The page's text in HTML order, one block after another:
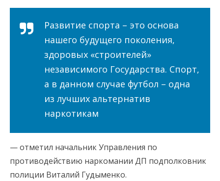
Развитие спорта – это основа
нашего будущего поколения,
здоровых «строителей»
независимого Государства. Спорт,
а в данном случае футбол – одна
из лучших альтернатив
наркотикам
— отметил начальник Управления по
противодействию наркомании ДП подполковник
полиции Виталий Гудыменко.